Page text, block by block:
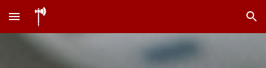
Skip to main content Skip to navigation